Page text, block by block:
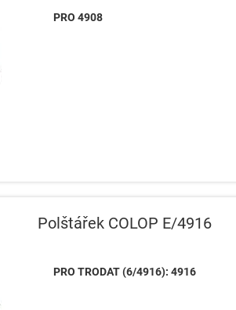
PRO 4908
Polštářek COLOP E/4916
PRO TRODAT (6/4916): 4916